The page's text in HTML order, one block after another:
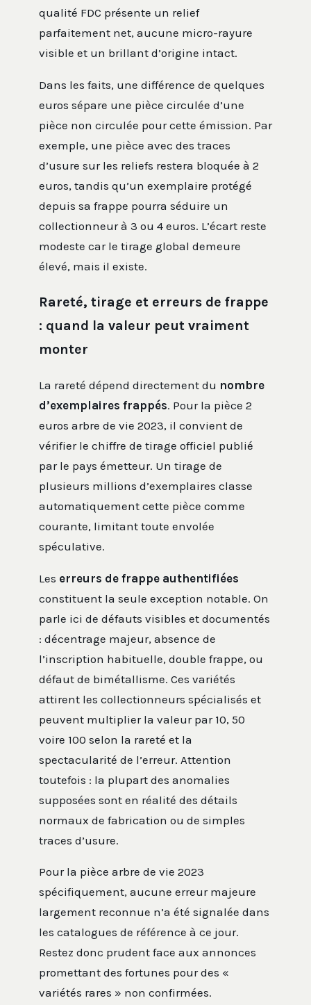
qualité FDC présente un relief
parfaitement net, aucune micro-rayure
visible et un brillant d’origine intact.
Dans les faits, une différence de quelques
euros sépare une pièce circulée d’une
pièce non circulée pour cette émission. Par
exemple, une pièce avec des traces
d’usure sur les reliefs restera bloquée à 2
euros, tandis qu’un exemplaire protégé
depuis sa frappe pourra séduire un
collectionneur à 3 ou 4 euros. L’écart reste
modeste car le tirage global demeure
élevé, mais il existe.
Rareté, tirage et erreurs de frappe
: quand la valeur peut vraiment
monter
La rareté dépend directement du nombre
d’exemplaires frappés. Pour la pièce 2
euros arbre de vie 2023, il convient de
vérifier le chiffre de tirage officiel publié
par le pays émetteur. Un tirage de
plusieurs millions d’exemplaires classe
automatiquement cette pièce comme
courante, limitant toute envolée
spéculative.
Les erreurs de frappe authentifiées
constituent la seule exception notable. On
parle ici de défauts visibles et documentés
: décentrage majeur, absence de
l’inscription habituelle, double frappe, ou
défaut de bimétallisme. Ces variétés
attirent les collectionneurs spécialisés et
peuvent multiplier la valeur par 10, 50
voire 100 selon la rareté et la
spectacularité de l’erreur. Attention
toutefois : la plupart des anomalies
supposées sont en réalité des détails
normaux de fabrication ou de simples
traces d’usure.
Pour la pièce arbre de vie 2023
spécifiquement, aucune erreur majeure
largement reconnue n’a été signalée dans
les catalogues de référence à ce jour.
Restez donc prudent face aux annonces
promettant des fortunes pour des «
variétés rares » non confirmées.